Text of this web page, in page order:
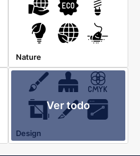
Nature
Ver todo
Design